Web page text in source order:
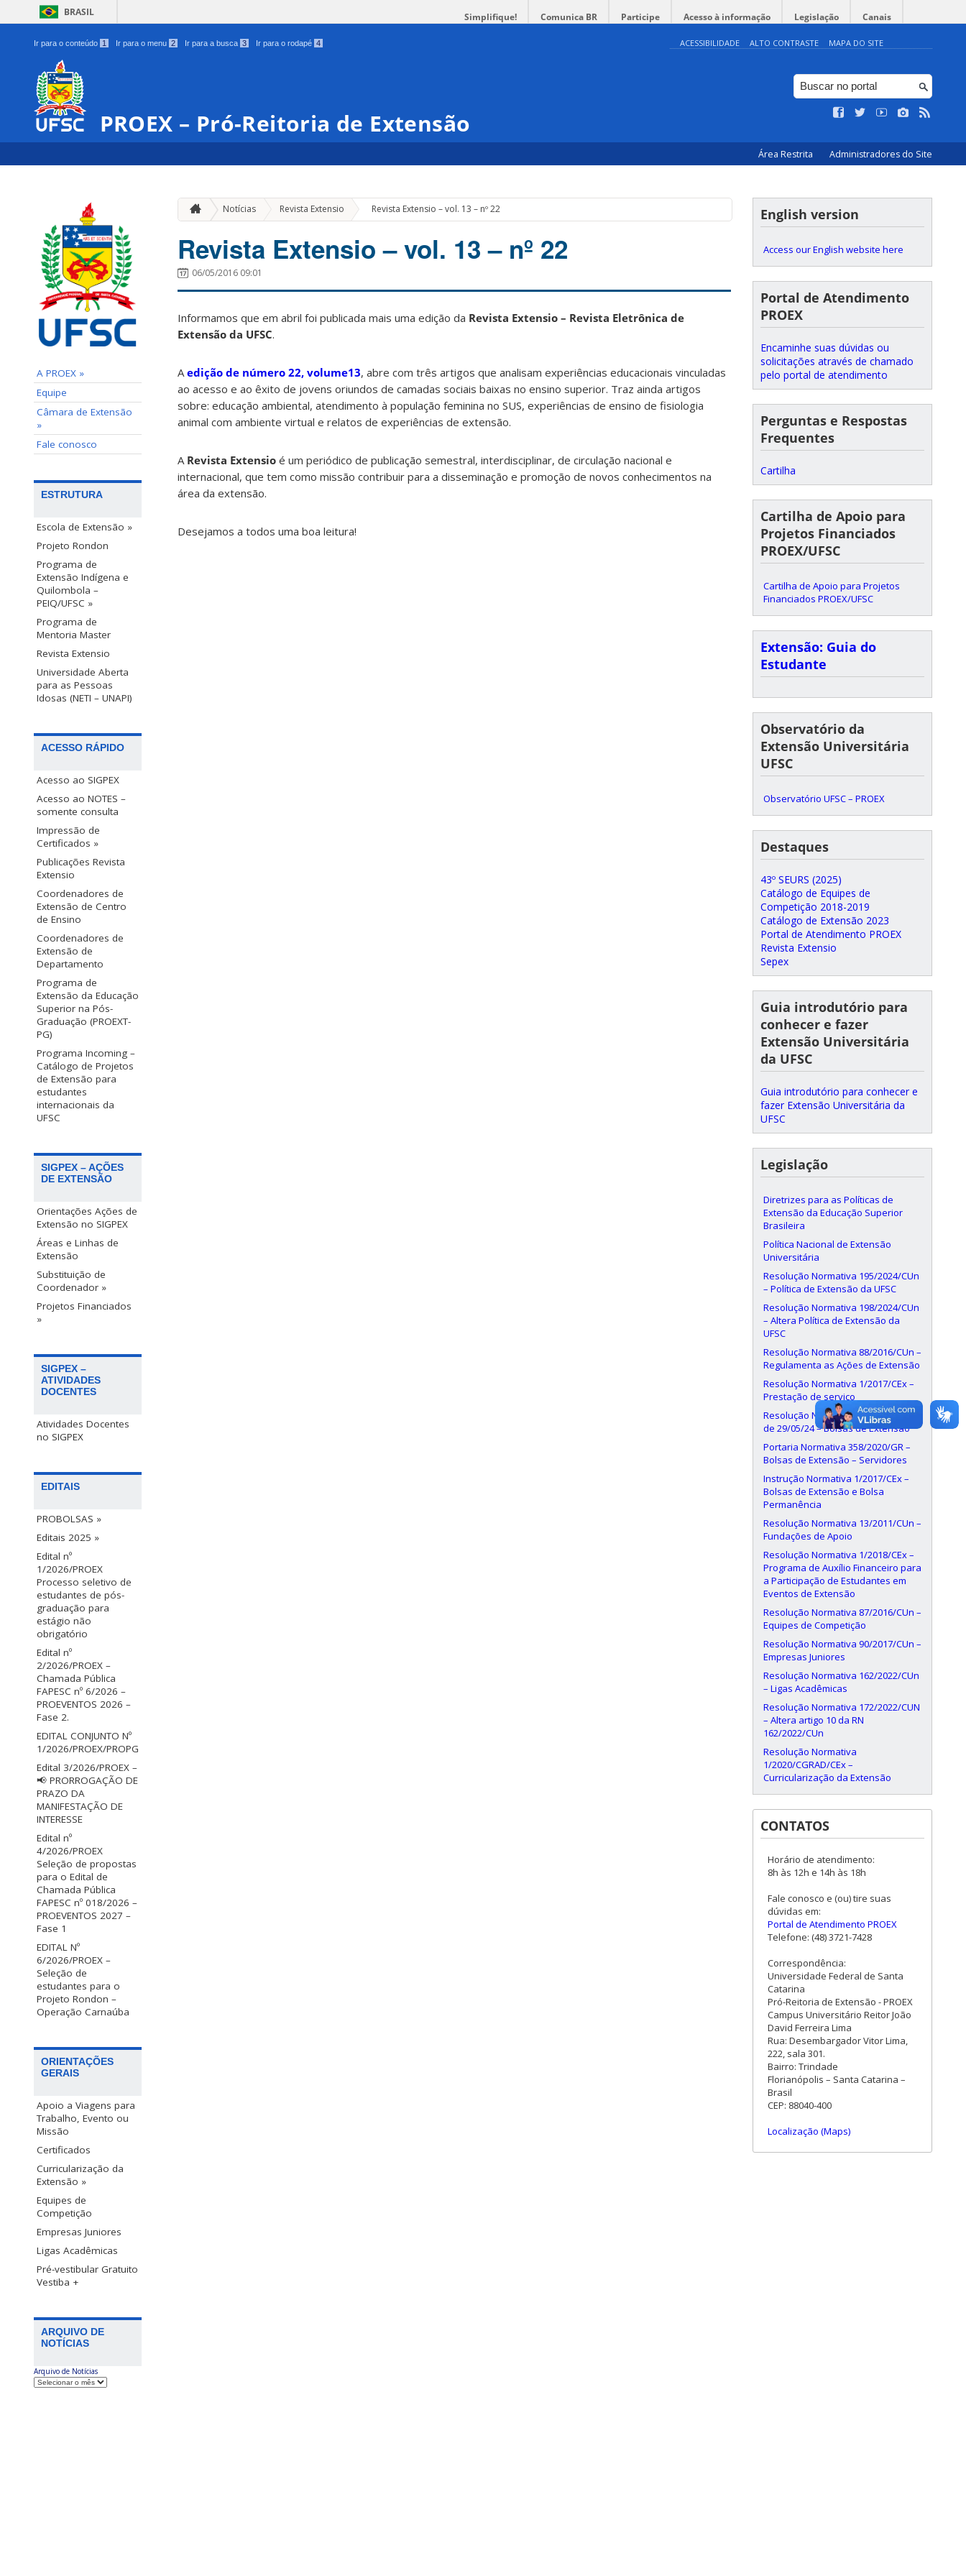
BRASIL Simplifique! Comunica BR Participe Acesso à informação Legislação Canais
Ir para o conteúdo 1 Ir para o menu 2 Ir para a busca 3 Ir para o rodapé 4 ACESSIBILIDADE ALTO CONTRASTE MAPA DO SITE
PROEX – Pró-Reitoria de Extensão
Área Restrita Administradores do Site
A PROEX »
Equipe
Câmara de Extensão
»
Fale conosco
ESTRUTURA
Escola de Extensão »
Projeto Rondon
Programa de
Extensão Indígena e
Quilombola –
PEIQ/UFSC »
Programa de
Mentoria Master
Revista Extensio
Universidade Aberta
para as Pessoas
Idosas (NETI – UNAPI)
ACESSO RÁPIDO
Acesso ao SIGPEX
Acesso ao NOTES –
somente consulta
Impressão de
Certificados »
Publicações Revista
Extensio
Coordenadores de
Extensão de Centro
de Ensino
Coordenadores de
Extensão de
Departamento
Programa de
Extensão da Educação
Superior na Pós-
Graduação (PROEXT-
PG)
Programa Incoming –
Catálogo de Projetos
de Extensão para
estudantes
internacionais da
UFSC
SIGPEX – AÇÕES
DE EXTENSÃO
Orientações Ações de
Extensão no SIGPEX
Áreas e Linhas de
Extensão
Substituição de
Coordenador »
Projetos Financiados
»
SIGPEX –
ATIVIDADES
DOCENTES
Atividades Docentes
no SIGPEX
EDITAIS
PROBOLSAS »
Editais 2025 »
Edital nº
1/2026/PROEX
Processo seletivo de
estudantes de pós-
graduação para
estágio não
obrigatório
Edital nº
2/2026/PROEX –
Chamada Pública
FAPESC nº 6/2026 –
PROEVENTOS 2026 –
Fase 2.
EDITAL CONJUNTO Nº
1/2026/PROEX/PROPG
Edital 3/2026/PROEX –
📢 PRORROGAÇÃO DE
PRAZO DA
MANIFESTAÇÃO DE
INTERESSE
Edital nº
4/2026/PROEX
Seleção de propostas
para o Edital de
Chamada Pública
FAPESC nº 018/2026 –
PROEVENTOS 2027 –
Fase 1
EDITAL Nº
6/2026/PROEX –
Seleção de
estudantes para o
Projeto Rondon –
Operação Carnaúba
ORIENTAÇÕES
GERAIS
Apoio a Viagens para
Trabalho, Evento ou
Missão
Certificados
Curricularização da
Extensão »
Equipes de
Competição
Empresas Juniores
Ligas Acadêmicas
Pré-vestibular Gratuito
Vestiba +
ARQUIVO DE
NOTÍCIAS
Arquivo de Notícias
Notícias Revista Extensio » Revista Extensio – vol. 13 – nº 22
Revista Extensio – vol. 13 – nº 22
06/05/2016 09:01
Informamos que em abril foi publicada mais uma edição da Revista Extensio – Revista Eletrônica de
Extensão da UFSC.
Aedição de número 22, volume13, abre com três artigos que analisam experiências educacionais vinculadas
ao acesso e ao êxito de jovens oriundos de camadas sociais baixas no ensino superior. Traz ainda artigos
sobre: educação ambiental, atendimento à população feminina no SUS, experiências de ensino de fisiologia
animal com ambiente virtual e relatos de experiências de extensão.
A Revista Extensio é um periódico de publicação semestral, interdisciplinar, de circulação nacional e
internacional, que tem como missão contribuir para a disseminação e promoção de novos conhecimentos na
área da extensão.
Desejamos a todos uma boa leitura!
English version
Access our English website here
Portal de Atendimento
PROEX
Encaminhe suas dúvidas ou
solicitações através de chamado
pelo portal de atendimento
Perguntas e Respostas
Frequentes
Cartilha
Cartilha de Apoio para
Projetos Financiados
PROEX/UFSC
Cartilha de Apoio para Projetos
Financiados PROEX/UFSC
Extensão: Guia do
Estudante
Observatório da
Extensão Universitária
UFSC
Observatório UFSC – PROEX
Destaques
43º SEURS (2025)
Catálogo de Equipes de
Competição 2018-2019
Catálogo de Extensão 2023
Portal de Atendimento PROEX
Revista Extensio
Sepex
Guia introdutório para
conhecer e fazer
Extensão Universitária
da UFSC
Guia introdutório para conhecer e
fazer Extensão Universitária da
UFSC
Legislação
Diretrizes para as Políticas de
Extensão da Educação Superior
Brasileira
Política Nacional de Extensão
Universitária
Resolução Normativa 195/2024/CUn
– Política de Extensão da UFSC
Resolução Normativa 198/2024/CUn
– Altera Política de Extensão da
UFSC
Resolução Normativa 88/2016/CUn –
Regulamenta as Ações de Extensão
Resolução Normativa 1/2017/CEx –
Prestação de serviço
Resolução Normativa 190/2024/CUn,
de 29/05/24 – Bolsas de Extensão
Portaria Normativa 358/2020/GR –
Bolsas de Extensão – Servidores
Instrução Normativa 1/2017/CEx –
Bolsas de Extensão e Bolsa
Permanência
Resolução Normativa 13/2011/CUn –
Fundações de Apoio
Resolução Normativa 1/2018/CEx –
Programa de Auxílio Financeiro para
a Participação de Estudantes em
Eventos de Extensão
Resolução Normativa 87/2016/CUn –
Equipes de Competição
Resolução Normativa 90/2017/CUn –
Empresas Juniores
Resolução Normativa 162/2022/CUn
– Ligas Acadêmicas
Resolução Normativa 172/2022/CUN
– Altera artigo 10 da RN
162/2022/CUn
Resolução Normativa
1/2020/CGRAD/CEx –
Curricularização da Extensão
CONTATOS
Horário de atendimento:
8h às 12h e 14h às 18h
Fale conosco e (ou) tire suas
dúvidas em:
Portal de Atendimento PROEX
Telefone: (48) 3721-7428
Correspondência:
Universidade Federal de Santa
Catarina
Pró-Reitoria de Extensão - PROEX
Campus Universitário Reitor João
David Ferreira Lima
Rua: Desembargador Vitor Lima,
222, sala 301.
Bairro: Trindade
Florianópolis – Santa Catarina –
Brasil
CEP: 88040-400
Localização (Maps)